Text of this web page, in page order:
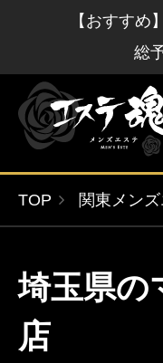
【おすす
総
閲覧
ゲストさん
北海道・東北版
無料
TOP 関東メン
埼玉県の
店